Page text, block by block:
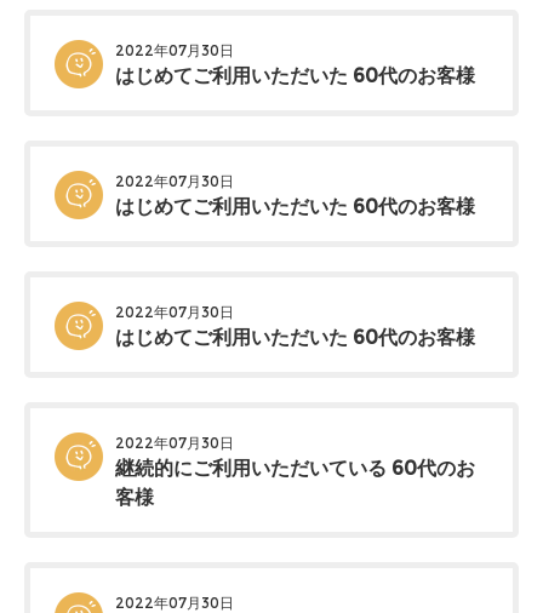
2022年07月30日
はじめてご利用いただいた 60代のお客様
2022年07月30日
はじめてご利用いただいた 60代のお客様
2022年07月30日
はじめてご利用いただいた 60代のお客様
2022年07月30日
継続的にご利用いただいている 60代のお
客様
2022年07月30日